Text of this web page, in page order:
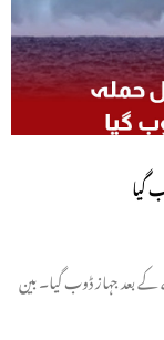
گیا
کے بعد جہاز ڈوب گیا۔ بین